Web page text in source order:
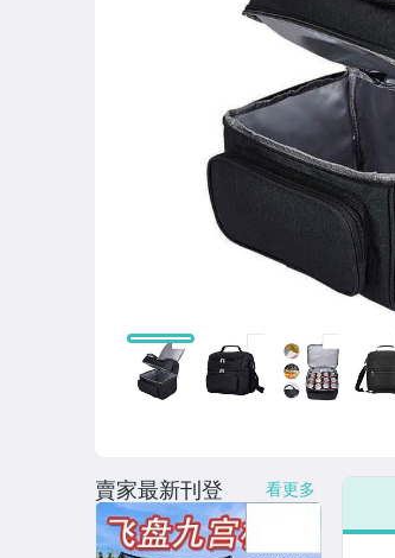
美容保養與彩妝
相機、攝影與周邊
運動、戶外與休閒
嬰幼兒與孕婦
汽機車精品百貨
玩具、模型與公仔
男性精品與服飾
偶像、球員卡與郵幣
手錶與飾品配件
賣家最新刊登 看更多